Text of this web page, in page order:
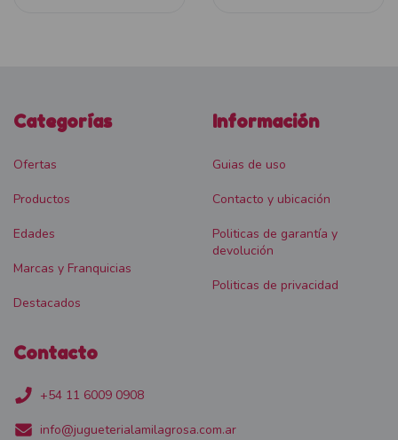
Categorías
Ofertas
Productos
Edades
Marcas y Franquicias
Destacados
Información
Guias de uso
Contacto y ubicación
Politicas de garantía y
devolución
Politicas de privacidad
Contacto
+54 11 6009 0908
info@jugueterialamilagrosa.com.ar